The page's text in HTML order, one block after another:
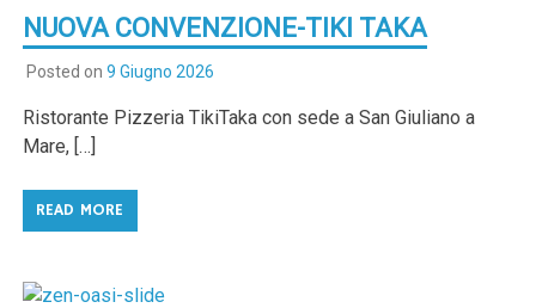
NUOVA CONVENZIONE-TIKI TAKA
Posted on 9 Giugno 2026
Ristorante Pizzeria TikiTaka con sede a San Giuliano a
Mare, […]
READ MORE